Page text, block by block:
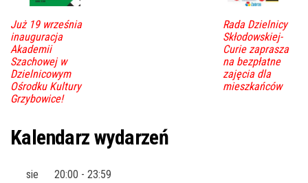
Już 19 września
inauguracja
Akademii
Szachowej w
Dzielnicowym
Ośrodku Kultury
Grzybowice!
Rada Dzielnicy
Skłodowskiej-
Curie zaprasza
na bezpłatne
zajęcia dla
mieszkańców
Kalendarz wydarzeń
sie
20:00 - 23:59